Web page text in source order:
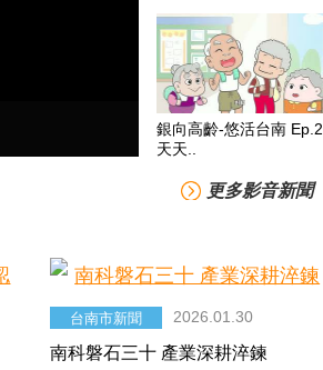
銀向高齡-悠活台南 Ep.2
天天..
更多影音新聞
台南市新聞 2026.01.30
南科磐石三十 產業深耕淬鍊